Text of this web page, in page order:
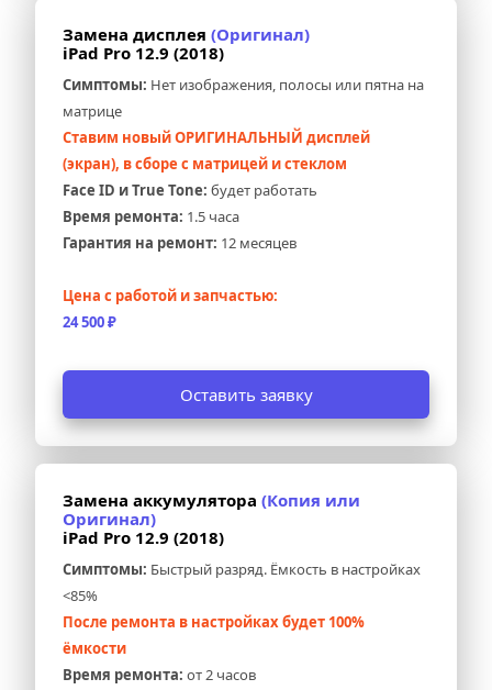
Замена дисплея (Оригинал)
iPad Pro 12.9 (2018)
Симптомы: Нет изображения, полосы или пятна на
матрице
Ставим новый ОРИГИНАЛЬНЫЙ дисплей
(экран), в сборе с матрицей и стеклом
Face ID и True Tone: будет работать
Время ремонта: 1.5 часа
Гарантия на ремонт: 12 месяцев
Цена с работой и запчастью:
24 500 ₽
Оставить заявку
Замена аккумулятора (Копия или
Оригинал)
iPad Pro 12.9 (2018)
Симптомы: Быстрый разряд. Ёмкость в настройках
<85%
После ремонта в настройках будет 100%
ёмкости
Время ремонта: от 2 часов